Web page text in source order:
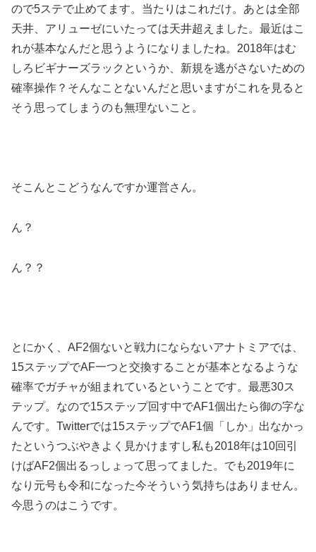
ので5ステで止めてます。当たりはこれだけ。あとは全部
天井、アリューゼにいたっては天井超えました。最近はこ
れが基本なんだと思うようになりましたね。2018年はむ
しろビギナーズラックというか、新規を逃がさないための
確率操作？そんなことないんだと思いますがこれを見ると
そう思ってしまうのも無理ないこと。
そこんとこどうなんですか運営さん。
ん？
ん？？
とにかく、AF2個ないと戦力にならないアナトミアでは、
15ステップでAF一つと交換することが基本となるような
確率でガチャが組まれているということです。最悪30ス
テップ。なので15ステップ回す中でAF1個出たら御の字な
んです。Twitterでは15ステップでAF1個「しか」出なかっ
たというつぶやきよく見かけますし私も2018年は10回引
けばAF2個出るっしょって思ってました。でも2019年に
なり元号も令和になった今そういう気持ちはありません。
今思うのはこうです。